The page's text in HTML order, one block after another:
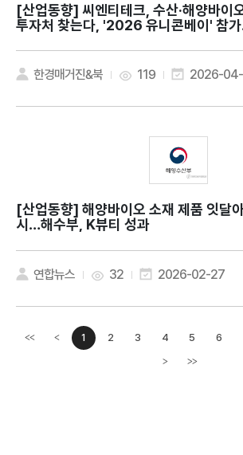
[산업동향]
투자처 찾는다, '2026 유니콘베이' 참가
한경매거진&북 119 2026-
[산업동향]
시…해수부, K뷰티 성과
연합뉴스 32 2026-02-27
<< <이전페이지
1 2 3 4 5 6
>다음페이지
>>